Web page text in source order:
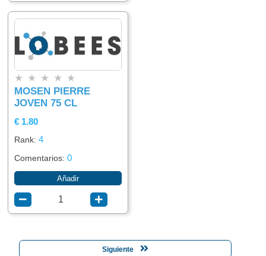
★ ★ ★ ★ ★
MOSEN PIERRE
JOVEN 75 CL
€ 1.80
Rank:4
Comentarios:0
Añadir
Siguiente